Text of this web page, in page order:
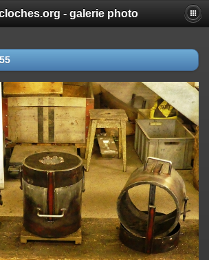
- galerie photo